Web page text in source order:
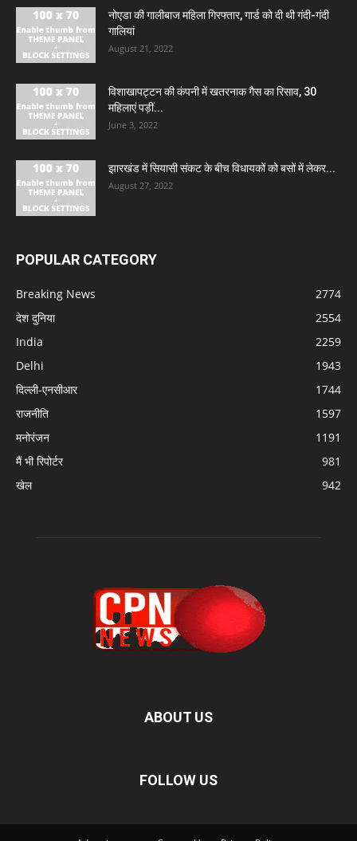
नोएडा की गालीबाज महिला गिरफ्तार, गार्ड को दी थी गंदी-गंदी
गालियां
August 21, 2022
विशाखापट्टन की कंपनी में खतरनाक गैस का रिसाव, 30
महिलाएं पड़ीं...
June 3, 2022
झारखंड में सियासी संकट के बीच विधायकों को बसों में लेकर...
August 27, 2022
POPULAR CATEGORY
Breaking News
2774
देश दुनिया
2554
India
2259
Delhi
1943
दिल्ली-एनसीआर
1744
राजनीति
1597
मनोरंजन
1191
मैं भी रिपोर्टर
981
खेल
942
ABOUT US
FOLLOW US